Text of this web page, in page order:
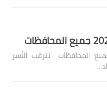
السادس الابتدائي 2026 جميع المحافظات تترقب الأسر